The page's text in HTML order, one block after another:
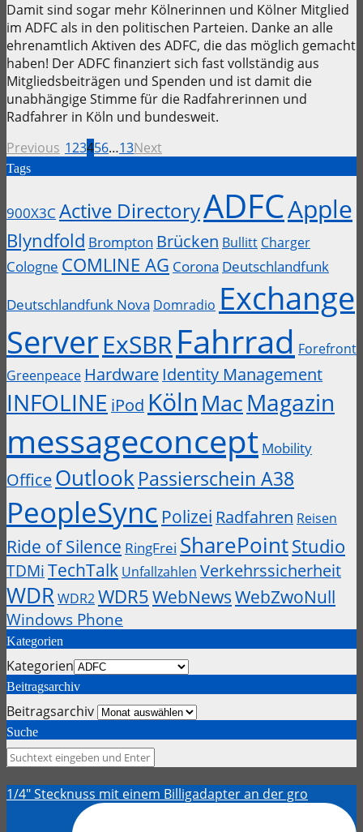
Damit sind sogar mehr Kölnerinnen und Kölner Mitglied
im ADFC als in den politischen Parteien. Danke an alle
ehrenamtlich Aktiven des ADFC, die das möglich gemacht
haben! Der ADFC finanziert sich fast vollständig aus
Mitgliedsbeiträgen und Spenden und ist damit die
unabhängige Stimme für die Radfahrerinnen und
Radfahrer in Köln und bundesweit.
Previous 123456…13Next
Tags
900X3C Active DirectoryADFCApple
Blyndfold Brompton Brücken Bullitt Charger
Cologne COMLINE AG Corona Deutschlandfunk
Deutschlandfunk Nova Domradio Exchange
ServerExSBR Fahrrad Forefront
Greenpeace Hardware Identity Management
INFOLINE iPod Köln MacMagazin
messageconcept Mobility
OfficeOutlook Passierschein A38
PeopleSync Polizei Radfahren Reisen
Ride of Silence RingFrei SharePointStudio
TDMi TechTalk Unfallzahlen Verkehrssicherheit
WDRWDR2WDR5WebNewsWebZwoNull
Windows Phone
Kategorien
Kategorien
Beitragsarchiv
Beitragsarchiv
Suche
1/4" Stecknuss mit einem Billigadapter an der gro